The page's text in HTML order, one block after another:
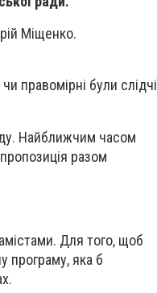
Міщенко.
правомірні були слідчі
Найближчим часом
разом
Для того, щоб
програму, яка б